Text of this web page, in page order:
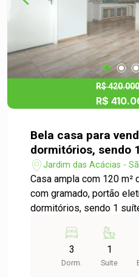
R$
R$
Bela casa para
dormitórios, sendo
amplas e garagem
no bairro Jardim
Jardim das Acácias -
Casa ampla com 120 m²
com gramado, portão
dormitórios, sendo 1
à lenha, garagem
deixe de visitar, entre
3
Dorm.
1
Suite